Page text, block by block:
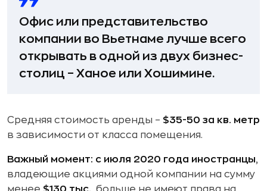
Офис или представительство
компании во Вьетнаме лучше всего
открывать в одной из двух бизнес-
столиц – Ханое или Хошимине.
Средняя стоимость аренды – $35-50 за кв. метр
в зависимости от класса помещения.
Важный момент: с июля 2020 года иностранцы,
владеющие акциями одной компании на сумму